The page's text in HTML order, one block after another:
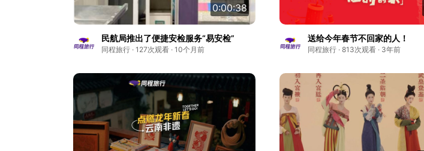
0:00:38
民航局推出了便捷安检服务“易安检”
同程旅行 · 127次观看 · 10个月前
送给今年春节不回家的人！
同程旅行 · 813次观看 · 3年前